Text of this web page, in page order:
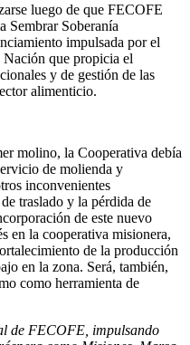
luego de que FECOFE
Sembrar Soberanía
impulsada por el
que propicia el
y de gestión de las
alimenticio.
molino, la Cooperativa debía
de molienda y
inconvenientes
traslado y la pérdida de
de este nuevo
en la cooperativa misionera,
de la producción
en la zona. Será, también,
como herramienta de
de FECOFE, impulsando